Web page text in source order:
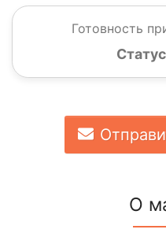
Готовность
О